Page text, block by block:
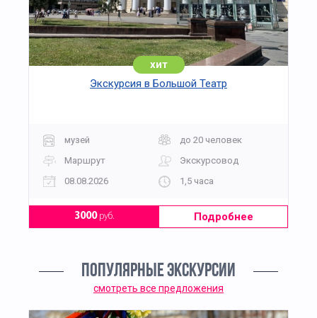
хит
Экскурсия в Большой Театр
музей
до 20 человек
Маршрут
Экскурсовод
08.08.2026
1,5 часа
3000руб. Подробнее
ПОПУЛЯРНЫЕ ЭКСКУРСИИ
смотреть все предложения